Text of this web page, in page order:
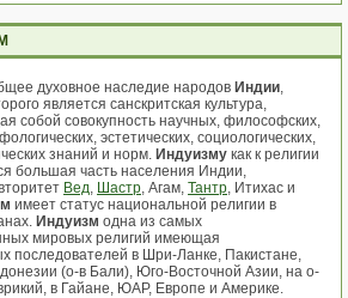
духовное наследие народов Индии,
является санскритская культура,
собой совокупность научных, философских,
эстетических, социологических,
знаний и норм. Индуизму как к религии
большая часть населения Индии,
Вед, Шастр, Агам, Тантр, Итихас и
имеет статус национальной религии в
Индуизм одна из самых
мировых религий имеющая
последователей в Шри-Ланке, Пакистане,
(о-в Бали), Юго-Восточной Азии, на о-
в Гайане, ЮАР, Европе и Америке.